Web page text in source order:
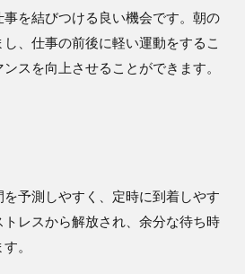
を結びつける良い機会です。朝の
、仕事の前後に軽い運動をするこ
スを向上させることができます。
予測しやすく、定時に到着しやす
レスから解放され、余分な待ち時
。